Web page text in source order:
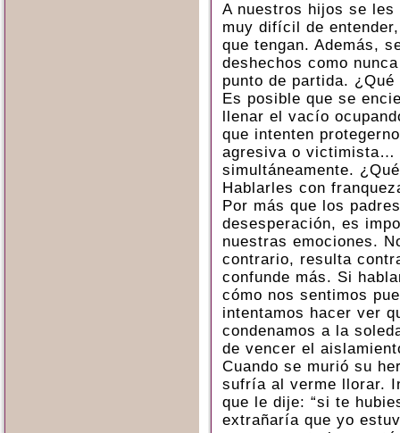
A nuestros hijos se les
muy difícil de
que tengan. Además,
deshechos como
punto de partida.
Es posible que se
llenar el vacío
que intenten
agresiva o victimista…
simultáneamente.
Hablarles con
Por más que los
desesperación, es
nuestras emociones.
contrario, resulta
confunde más. Si
cómo nos sentimos
intentamos hacer ver
condenamos a la
de vencer el
Cuando se murió su
sufría al verme llorar.
que le dije: “si te
extrañaría que yo